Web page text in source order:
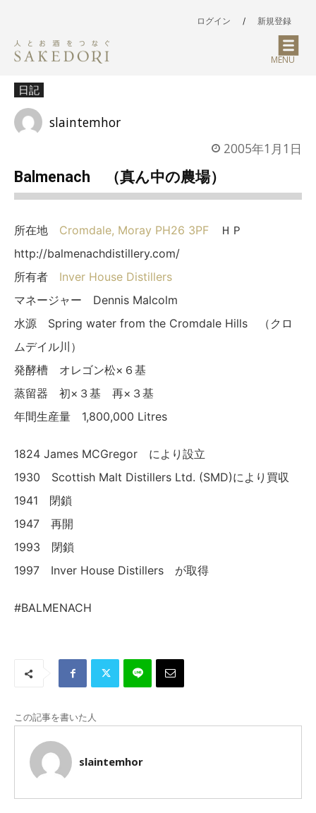
ログイン / 新規登録
MENU
日記
slaintemhor
2005年1月1日
Balmenach （真ん中の農場）
所在地 Cromdale, Moray PH26 3PF ＨＰ
http://balmenachdistillery.com/
所有者 Inver House Distillers
マネージャー Dennis Malcolm
水源 Spring water from the Cromdale Hills （クロ
ムデイル川）
発酵槽 オレゴン松×６基
蒸留器 初×３基 再×３基
年間生産量 1,800,000 Litres
1824 James MCGregor により設立
1930 Scottish Malt Distillers Ltd. (SMD)により買収
1941 閉鎖
1947 再開
1993 閉鎖
1997 Inver House Distillers が取得
#BALMENACH
この記事を書いた人
slaintemhor